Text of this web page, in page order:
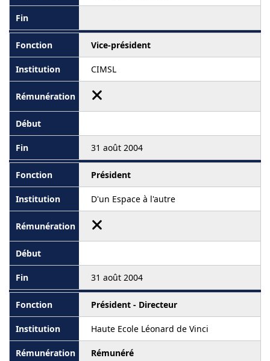
Vice-président
CIMSL
31 août 2004
Président
D'un Espace à l'autre
31 août 2004
Président - Directeur
Haute Ecole Léonard de Vinci
Rémunéré